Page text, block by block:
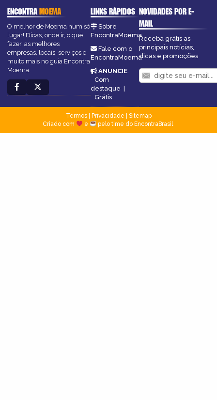
ENCONTRAMOEMA
O melhor de Moema num só
lugar! Dicas, onde ir, o que
fazer, as melhores
empresas, locais, serviços e
muito mais no guia Encontra
Moema.
LINKS RÁPIDOS
Sobre
EncontraMoema
Fale com o
EncontraMoema
ANUNCIE:
Com
destaque |
Grátis
NOVIDADES POR E-
MAIL
Receba grátis as
principais notícias,
dicas e promoções
Termos| Privacidade
Sitemap
Criado com
e pelo time do EncontraBrasil